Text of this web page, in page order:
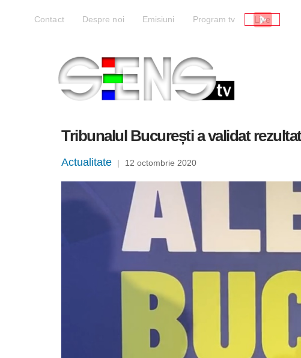
Contact Despre noi Emisiuni Program tv Live
Tribunalul București a validat
Actualitate | 12 octombrie 2020